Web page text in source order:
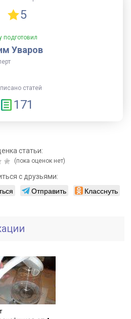
5
подготовил
Уваров
статей
171
статьи:
(пока оценок нет)
с друзьями:
Отправить Класснуть